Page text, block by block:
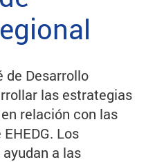
de Desarrollo
las estrategias
relación con las
Los
a las